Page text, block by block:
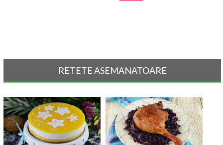
RETETE ASEMANATOARE